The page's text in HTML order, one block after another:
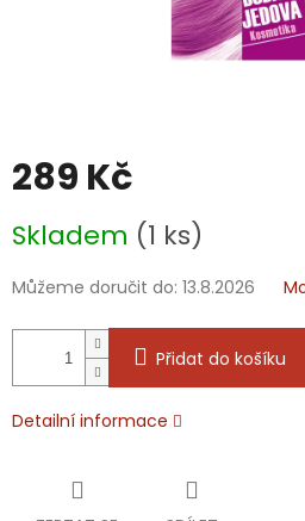
289 Kč
cena:
Skladem (1 ks)
Můžeme doručit do: 13.8.2026
Přidat do košíku
Detailní informace